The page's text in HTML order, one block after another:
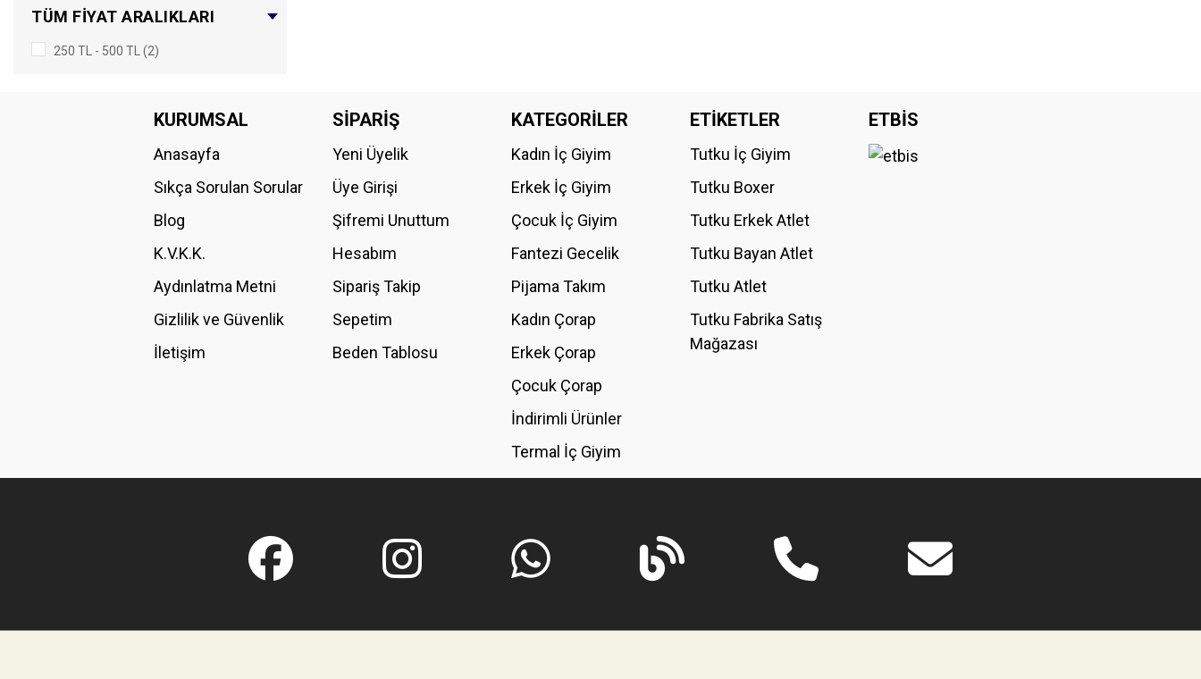
STARAY (1)
TORİA (1)
TÜM FIYAT ARALIKLARI
250 TL - 500 TL (2)
KURUMSAL
Anasayfa
Sıkça Sorulan Sorular
Blog
K.V.K.K.
Aydınlatma Metni
Gizlilik ve Güvenlik
İletişim
SİPARİŞ
Yeni Üyelik
Üye Girişi
Şifremi Unuttum
Hesabım
Sipariş Takip
Sepetim
Beden Tablosu
KATEGORİLER
Kadın İç Giyim
Erkek İç Giyim
Çocuk İç Giyim
Fantezi Gecelik
Pijama Takım
Kadın Çorap
Erkek Çorap
Çocuk Çorap
İndirimli Ürünler
Termal İç Giyim
ETİKETLER
Tutku İç Giyim
Tutku Boxer
Tutku Erkek Atlet
Tutku Bayan Atlet
Tutku Atlet
Tutku Fabrika Satış
Mağazası
ETBİS